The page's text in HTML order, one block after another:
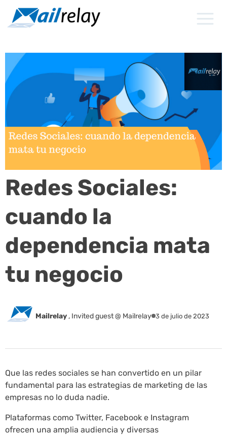
contenido
Redes Sociales:
cuando la
dependencia mata
tu negocio
Mailrelay , Invited guest @ Mailrelay 3 de julio de 2023
Que las redes sociales se han convertido en un pilar
fundamental para las estrategias de marketing de las
empresas no lo duda nadie.
Plataformas como Twitter, Facebook e Instagram
ofrecen una amplia audiencia y diversas